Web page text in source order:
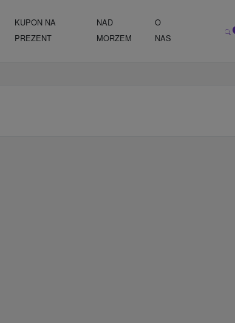
KUPON NA
PREZENT
NAD
MORZEM
O
NAS